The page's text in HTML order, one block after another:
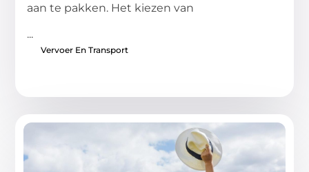
aan te pakken. Het kiezen van
...
Vervoer En Transport